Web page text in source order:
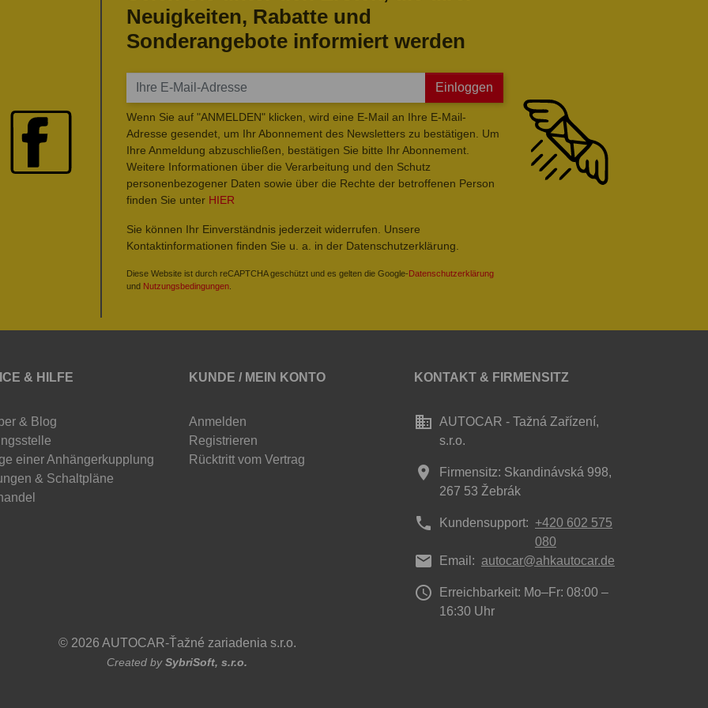
Neuigkeiten, Rabatte und
Sonderangebote informiert werden
Einloggen
Wenn Sie auf "ANMELDEN" klicken, wird eine E-Mail an Ihre E-Mail-
Adresse gesendet, um Ihr Abonnement des Newsletters zu bestätigen. Um
Ihre Anmeldung abzuschließen, bestätigen Sie bitte Ihr Abonnement.
Weitere Informationen über die Verarbeitung und den Schutz
personenbezogener Daten sowie über die Rechte der betroffenen Person
finden Sie unter HIER
Sie können Ihr Einverständnis jederzeit widerrufen. Unsere
Kontaktinformationen finden Sie u. a. in der Datenschutzerklärung.
Diese Website ist durch reCAPTCHA geschützt und es gelten die Google-Datenschutzerklärung
und Nutzungsbedingungen
& HILFE
& Blog
einer Anhängerkupplung
& Schaltpläne
KUNDE / MEIN KONTO
Anmelden
Registrieren
Rücktritt vom Vertrag
KONTAKT & FIRMENSITZ
business AUTOCAR - Tažná Zařízení,
s.r.o.
place
Firmensitz: Skandinávská 998,
267 53 Žebrák
phone Kundensupport: +420 602 575
080
mail Email: autocar@ahkautocar.de
access_time
Erreichbarkeit: Mo–Fr: 08:00 –
16:30 Uhr
© 2026 AUTOCAR-Ťažné zariadenia s.r.o.
Created bySybriSoft, s.r.o.